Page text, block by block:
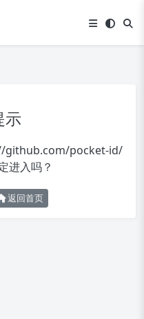
示
github.com/pocket-id/
进入吗？
返回首页